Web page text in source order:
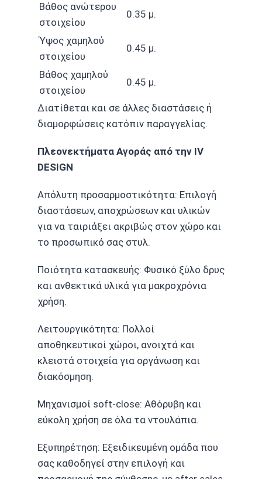
Βάθος ανώτερου
στοιχείου
0.35 μ.
Ύψος χαμηλού
στοιχείου
0.45 μ.
Βάθος χαμηλού
στοιχείου
0.45 μ.
Διατίθεται και σε άλλες διαστάσεις ή
διαμορφώσεις κατόπιν παραγγελίας.
Πλεονεκτήματα Αγοράς από την IV
DESIGN
Απόλυτη προσαρμοστικότητα: Επιλογή
διαστάσεων, αποχρώσεων και υλικών
για να ταιριάξει ακριβώς στον χώρο και
το προσωπικό σας στυλ.
Ποιότητα κατασκευής: Φυσικό ξύλο δρυς
και ανθεκτικά υλικά για μακροχρόνια
χρήση.
Λειτουργικότητα: Πολλοί
αποθηκευτικοί χώροι, ανοιχτά και
κλειστά στοιχεία για οργάνωση και
διακόσμηση.
Μηχανισμοί soft-close: Αθόρυβη και
εύκολη χρήση σε όλα τα ντουλάπια.
Εξυπηρέτηση: Εξειδικευμένη ομάδα που
σας καθοδηγεί στην επιλογή και